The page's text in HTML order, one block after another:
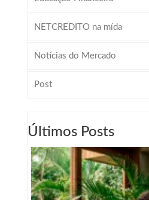
NETCREDITO na mída
Notícias do Mercado
Post
Últimos Posts